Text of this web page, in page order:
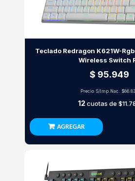
Teclado Redragon K621W-
Wireless Switch
$ 95.949
Precio S/Imp.Nac.
12cuotas de
AGREGAR